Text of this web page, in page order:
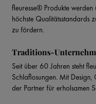
fleuresse® Produkte
höchste Qualitätsstandards
zu fördern.
Traditions-
Seit über 60 Jahren steht
Schlaflosungen. Mit
der Partner für erholsamen